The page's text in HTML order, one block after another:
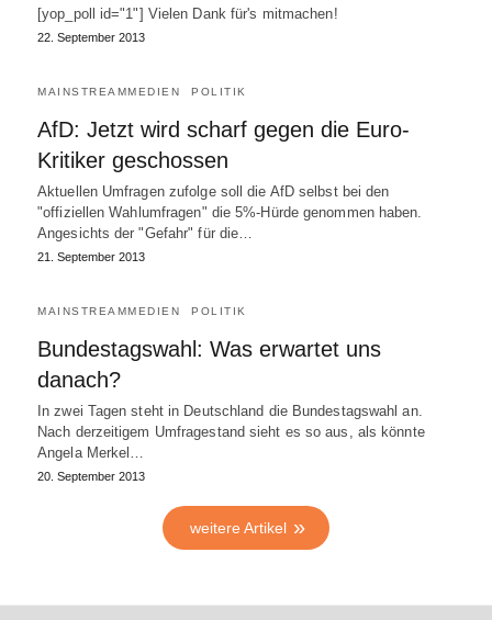
[yop_poll id="1"] Vielen Dank für's mitmachen!
22. September 2013
MAINSTREAMMEDIEN POLITIK
AfD: Jetzt wird scharf gegen die Euro-
Kritiker geschossen
Aktuellen Umfragen zufolge soll die AfD selbst bei den
"offiziellen Wahlumfragen" die 5%-Hürde genommen haben.
Angesichts der "Gefahr" für die…
21. September 2013
MAINSTREAMMEDIEN POLITIK
Bundestagswahl: Was erwartet uns
danach?
In zwei Tagen steht in Deutschland die Bundestagswahl an.
Nach derzeitigem Umfragestand sieht es so aus, als könnte
Angela Merkel…
20. September 2013
weitere Artikel